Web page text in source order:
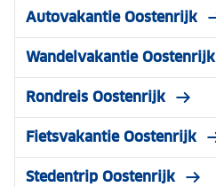
Autovakantie Oostenrijk
Wandelvakantie Oostenrijk
Rondreis Oostenrijk
Fietsvakantie Oostenrijk
Stedentrip Oostenrijk